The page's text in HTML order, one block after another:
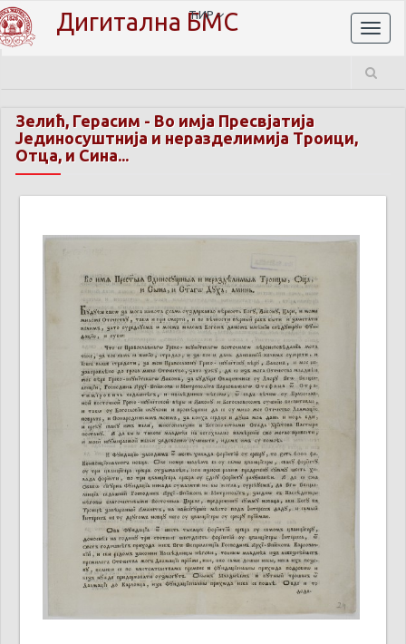
Дигитална БМС
ЋИР
Зелић, Герасим - Во имја Пресвјатија
Јединосуштнија и неразделимија Троици,
Отца, и Сина...